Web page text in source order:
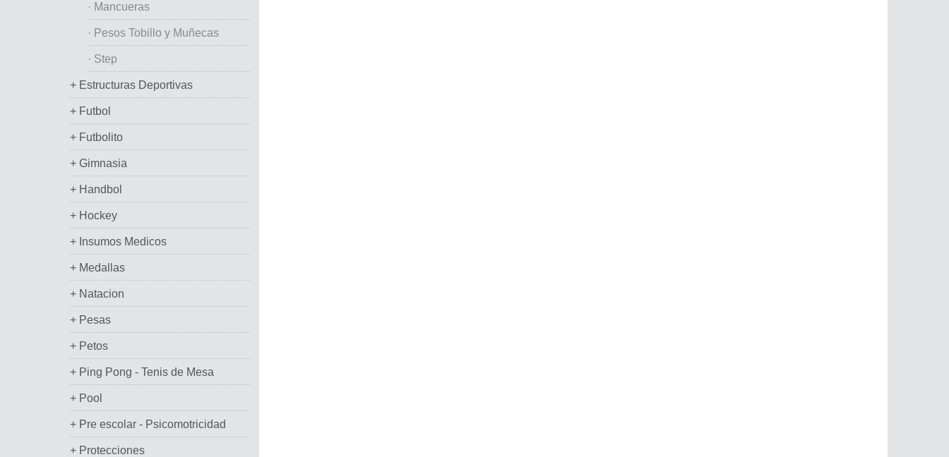
· Mancueras
· Pesos Tobillo y Muñecas
· Step
+ Estructuras Deportivas
+ Futbol
+ Futbolito
+ Gimnasia
+ Handbol
+ Hockey
+ Insumos Medicos
+ Medallas
+ Natacion
+ Pesas
+ Petos
+ Ping Pong - Tenis de Mesa
+ Pool
+ Pre escolar - Psicomotricidad
+ Protecciones